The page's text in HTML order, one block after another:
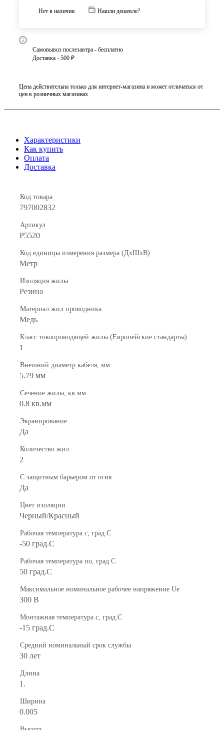
Нет в наличии Нашли дешевле?
Самовывоз послезавтра - бесплатно
Доставка - 500 ₽
Цена действительна только для интернет-магазина и может отличаться от
цен в розничных магазинах
Характеристики
Как купить
Оплата
Доставка
Код товара
797002832
Артикул
Р5520
Код единицы измерения размера (ДхШхВ)
Метр
Изоляция жилы
Резина
Материал жил проводника
Медь
Класс токопроводящей жилы (Европейские стандарты)
1
Внешний диаметр кабеля, мм
5.79 мм
Сечение жилы, кв.мм
0.8 кв.мм
Экранирование
Да
Количество жил
2
С защитным барьером от огня
Да
Цвет изоляции
Черный/Красный
Рабочая температура с, град.C
-50 град.C
Рабочая температура по, град.C
50 град.C
Максимальное номинальное рабочее напряжение Ue
300 В
Монтажная температура с, град.C
-15 град.C
Средний номинальный срок службы
30 лет
Длина
1.
Ширина
0.005